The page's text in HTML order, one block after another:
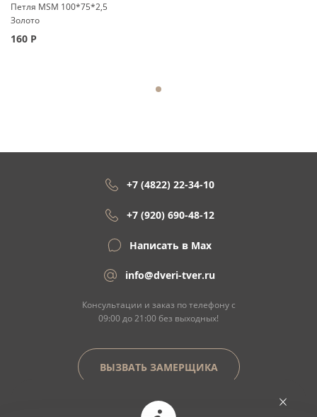
Петля MSM 100*75*2,5
Золото
160 Р
+7 (4822) 22-34-10
+7 (920) 690-48-12
Написать в Max
info@dveri-tver.ru
Консультации и заказ по телефону с
09:00 до 21:00 без выходных!
ВЫЗВАТЬ ЗАМЕРЩИКА